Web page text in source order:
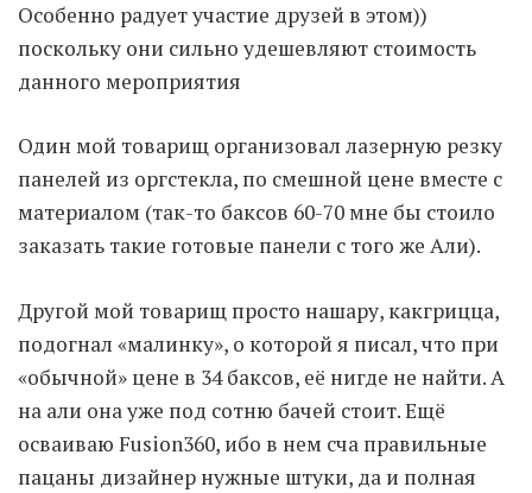
Особенно радует участие друзей в этом))
поскольку они сильно удешевляют стоимость
данного мероприятия
Один мой товарищ организовал лазерную резку
панелей из оргстекла, по смешной цене вместе с
материалом (так-то баксов 60-70 мне бы стоило
заказать такие готовые панели с того же Али).
Другой мой товарищ просто нашару, какгрицца,
подогнал «малинку», о которой я писал, что при
«обычной» цене в 34 баксов, её нигде не найти. А
на али она уже под сотню бачей стоит. Ещё
осваиваю Fusion360, ибо в нем сча правильные
пацаны дизайнер нужные штуки, да и полная
Moldova sightseeings
Blog Archives
To-Do
Связаться со мной
TAGZZZZ
75mm/f1.2(17) 85/1.4D(15)
automotive(22) Balti (32) D800(88)
drone(19) fujifilm (28) hobby (32)
homestudio (16) howto(17)
Internet(43) Kate(56) kitchen(27)
mavic2pro(20) MavicXS(13)